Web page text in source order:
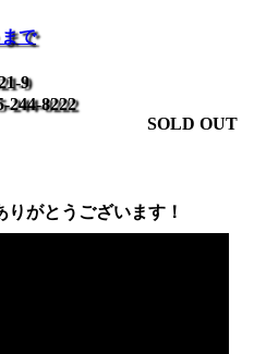
で
9
8222
SOLD OUT
がとうございます！